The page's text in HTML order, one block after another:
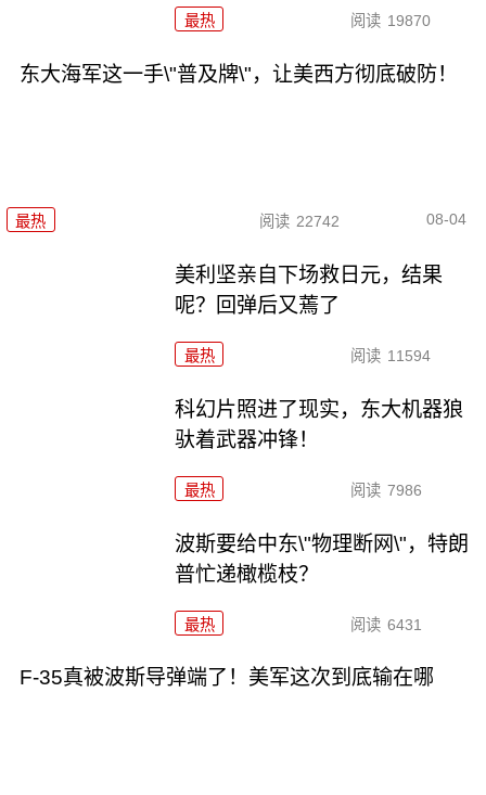
最热 阅读 19870
东大海军这一手\"普及牌\"，让美西方彻底破防！
最热 阅读 22742 08-04
美利坚亲自下场救日元，结果
呢？回弹后又蔫了
最热 阅读 11594
科幻片照进了现实，东大机器狼
驮着武器冲锋！
最热 阅读 7986
波斯要给中东\"物理断网\"，特朗
普忙递橄榄枝？
最热 阅读 6431
F-35真被波斯导弹端了！美军这次到底输在哪